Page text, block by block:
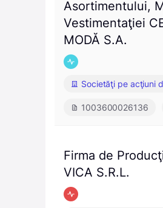
Asortimentului,
Vestimentaţiei
MODĂ S.A.
Societăţi pe acţiuni
1003600026136
Firma de
VICA S.R.L.